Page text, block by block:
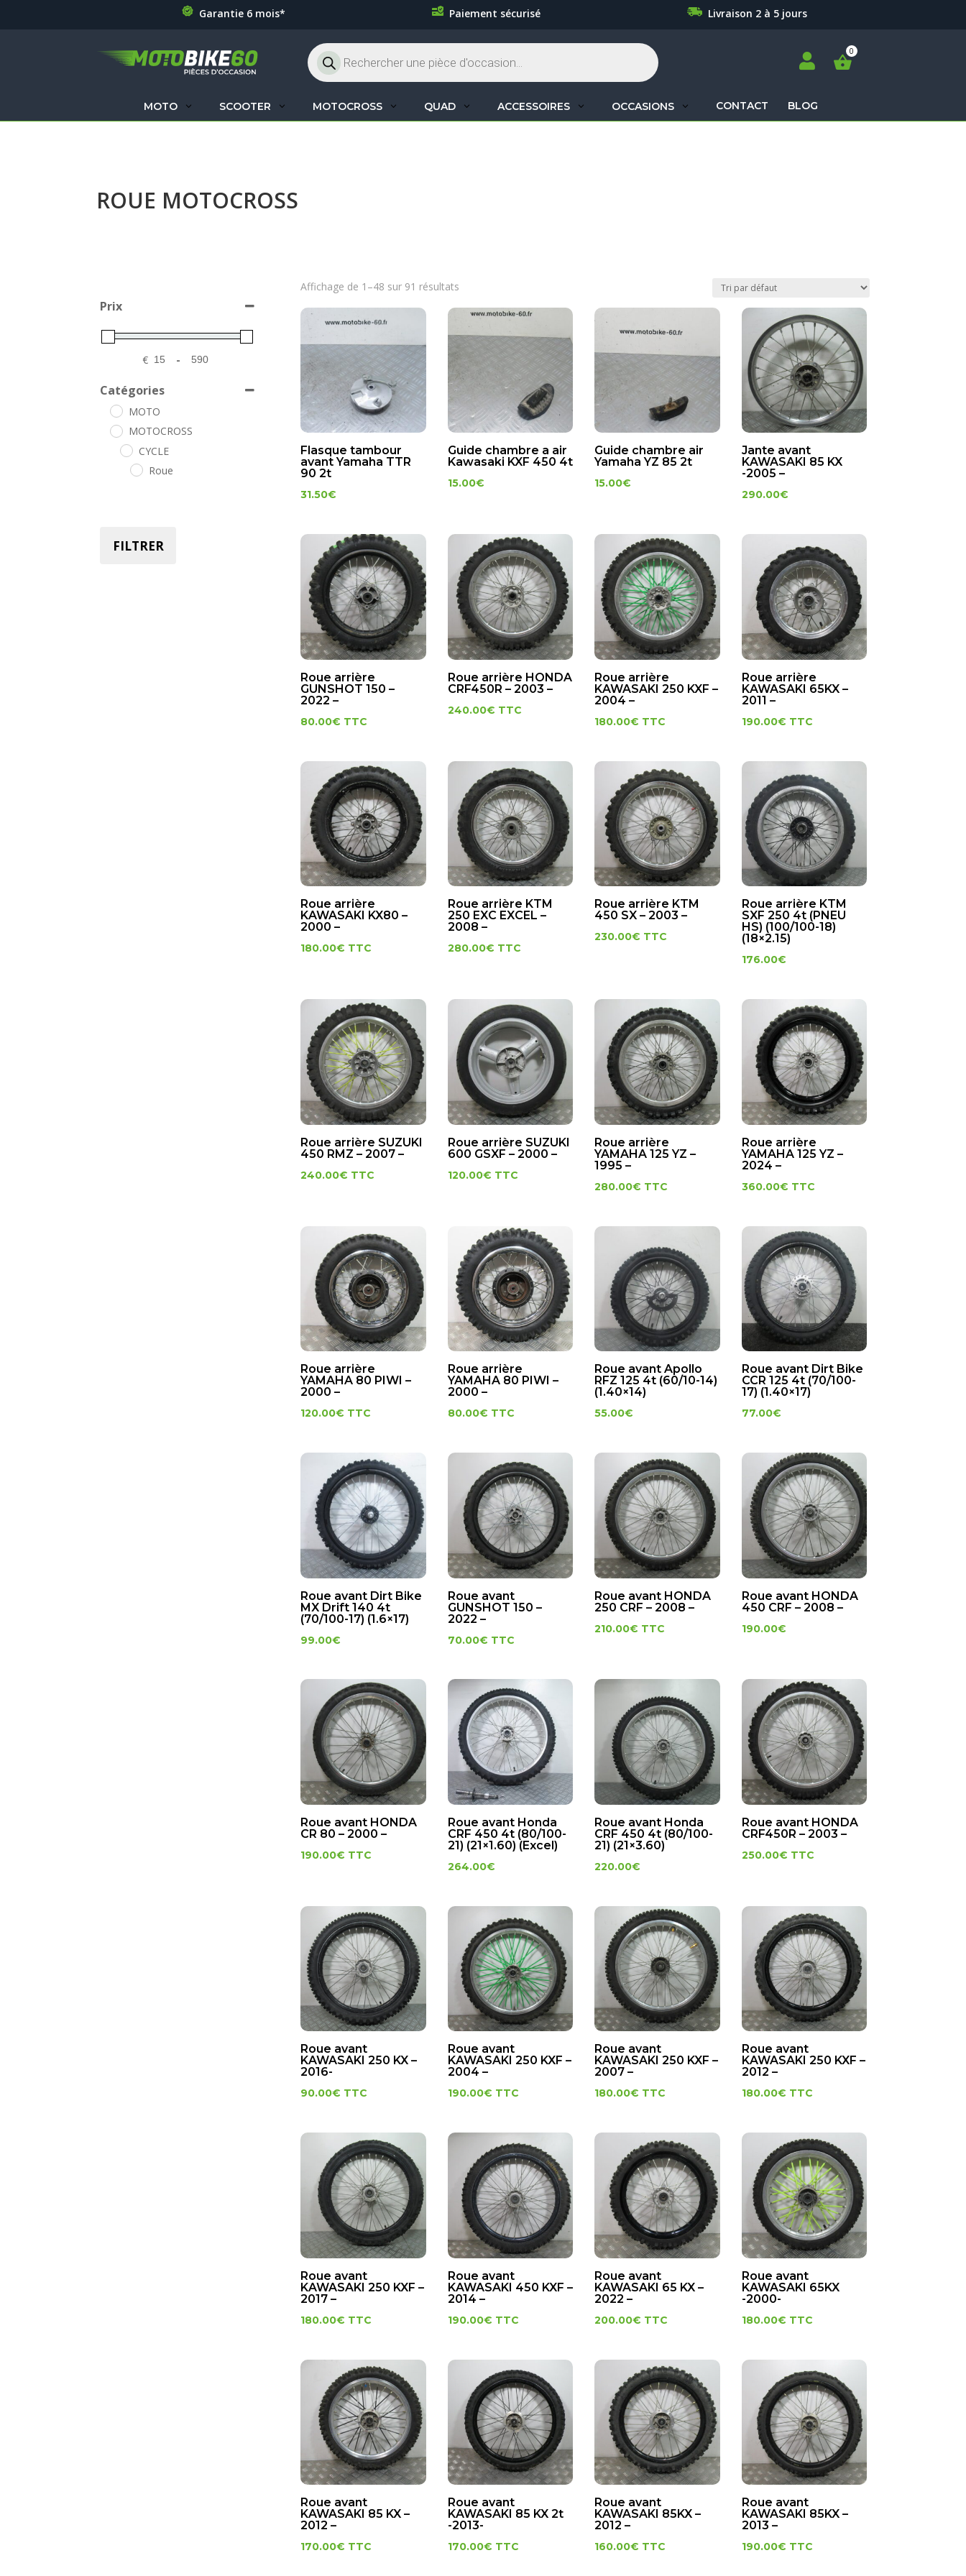
Garantie 6 mois* Paiement sécurisé Livraison 2 à 5 jours
Recherche
de
produits

MOTO SCOOTER MOTOCROSS QUAD ACCESSOIRES OCCASIONS CONTACT BLOG
ROUE MOTOCROSS
Prix
€
Minimum Price
-
Maximum Price
Catégories
MOTO
MOTOCROSS
CYCLE
Roue
FILTRER
Affichage de 1–48 sur 91 résultats
Flasque tambour
avant Yamaha TTR
90 2t
31.50€
Guide chambre a air
Kawasaki KXF 450 4t
15.00€
Guide chambre air
Yamaha YZ 85 2t
15.00€
Jante avant
KAWASAKI 85 KX
-2005 –
290.00€
Roue arrière
GUNSHOT 150 –
2022 –
80.00€ TTC
Roue arrière HONDA
CRF450R – 2003 –
240.00€ TTC
Roue arrière
KAWASAKI 250 KXF –
2004 –
180.00€ TTC
Roue arrière
KAWASAKI 65KX –
2011 –
190.00€ TTC
Roue arrière
KAWASAKI KX80 –
2000 –
180.00€ TTC
Roue arrière KTM
250 EXC EXCEL –
2008 –
280.00€ TTC
Roue arrière KTM
450 SX – 2003 –
230.00€ TTC
Roue arrière KTM
SXF 250 4t (PNEU
HS) (100/100-18)
(18×2.15)
176.00€
Roue arrière SUZUKI
450 RMZ – 2007 –
240.00€ TTC
Roue arrière SUZUKI
600 GSXF – 2000 –
120.00€ TTC
Roue arrière
YAMAHA 125 YZ –
1995 –
280.00€ TTC
Roue arrière
YAMAHA 125 YZ –
2024 –
360.00€ TTC
Roue arrière
YAMAHA 80 PIWI –
2000 –
120.00€ TTC
Roue arrière
YAMAHA 80 PIWI –
2000 –
80.00€ TTC
Roue avant Apollo
RFZ 125 4t (60/10-14)
(1.40×14)
55.00€
Roue avant Dirt Bike
CCR 125 4t (70/100-
17) (1.40×17)
77.00€
Roue avant Dirt Bike
MX Drift 140 4t
(70/100-17) (1.6×17)
99.00€
Roue avant
GUNSHOT 150 –
2022 –
70.00€ TTC
Roue avant HONDA
250 CRF – 2008 –
210.00€ TTC
Roue avant HONDA
450 CRF – 2008 –
190.00€
Roue avant HONDA
CR 80 – 2000 –
190.00€ TTC
Roue avant Honda
CRF 450 4t (80/100-
21) (21×1.60) (Excel)
264.00€
Roue avant Honda
CRF 450 4t (80/100-
21) (21×3.60)
220.00€
Roue avant HONDA
CRF450R – 2003 –
250.00€ TTC
Roue avant
KAWASAKI 250 KX –
2016-
90.00€ TTC
Roue avant
KAWASAKI 250 KXF –
2004 –
190.00€ TTC
Roue avant
KAWASAKI 250 KXF –
2007 –
180.00€ TTC
Roue avant
KAWASAKI 250 KXF –
2012 –
180.00€ TTC
Roue avant
KAWASAKI 250 KXF –
2017 –
180.00€ TTC
Roue avant
KAWASAKI 450 KXF –
2014 –
190.00€ TTC
Roue avant
KAWASAKI 65 KX –
2022 –
200.00€ TTC
Roue avant
KAWASAKI 65KX
-2000-
180.00€ TTC
Roue avant
KAWASAKI 85 KX –
2012 –
170.00€ TTC
Roue avant
KAWASAKI 85 KX 2t
-2013-
170.00€ TTC
Roue avant
KAWASAKI 85KX –
2012 –
160.00€ TTC
Roue avant
KAWASAKI 85KX –
2013 –
190.00€ TTC